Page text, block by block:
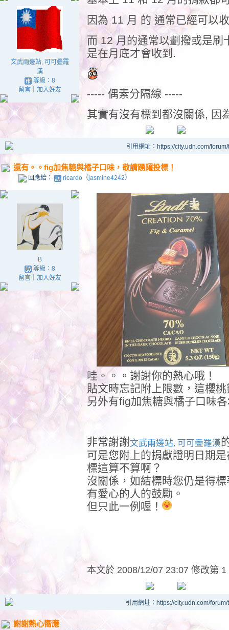
文武兩邊站, 可可疊羅
漢
等級：8
留言｜ 加入好友
因為 11 月 的 通常已經可以
而 12 月的通常以劃撥或是刷
是在月底才會收到.
----- 偶素分隔線 -----
其實有沒有標到都沒關係, 因
引用網址：https://city.udn.com/
還有。。fig加焦糖與橘子口味，敬請踴躍投標！
回應給： ricardo（jasmine4242）
B
等級：8
留言｜ 加入好友
哇。。。謝謝你的熱心哦！
貼文時忘記附上限數，這櫻
另外有fig加焦糖與橘子口味
非常謝謝文武兩邊站, 可可疊羅漢
可是您附上的捐獻證明日期
標這算不算啊？
沒關係，如結標時您仍是得
有愛心的人的鼓勵。
但只此一例喔！
本文於 2008/12/07 23:07 修改第 1
引用網址：https://city.udn.com/
謝謝熱心嚮應